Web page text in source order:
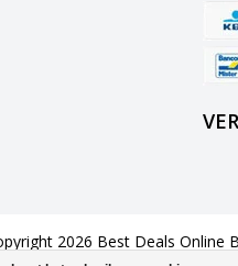
2026 Best Deals Online
All rights reserved by